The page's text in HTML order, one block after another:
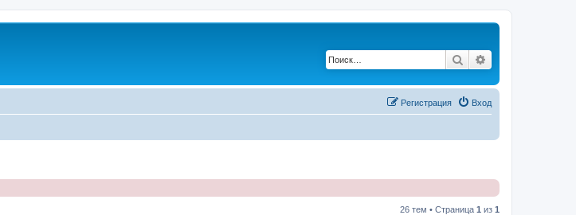
Поиск
Вход
Регистрация
26 тем • Страница 1 из 1